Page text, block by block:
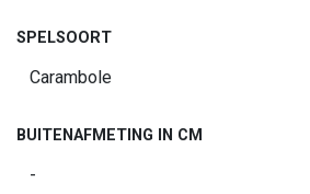
SPELSOORT
BUITENAFMETING IN CM